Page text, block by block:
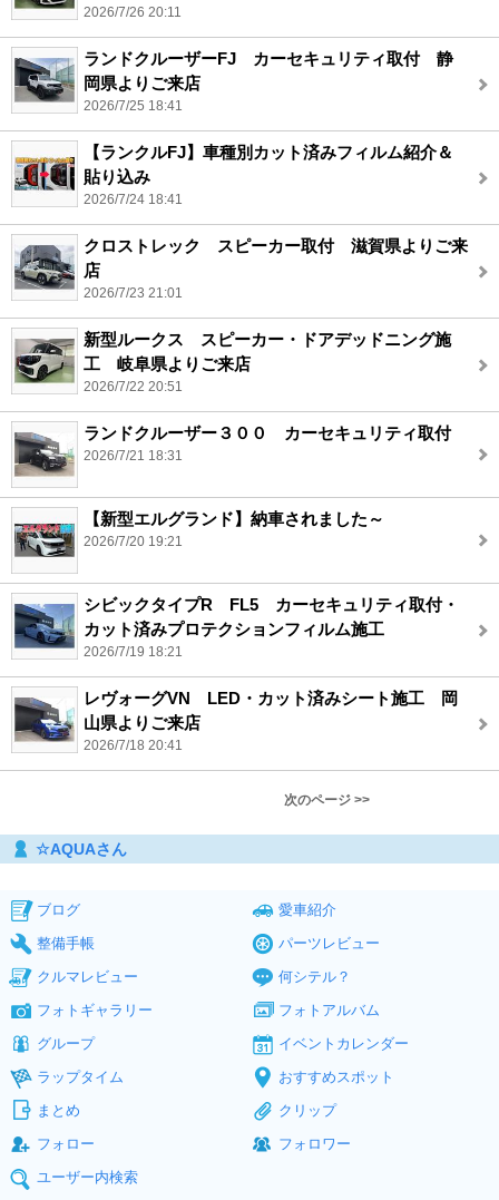
2026/7/26 20:11
ランドクルーザーFJ カーセキュリティ取付 静
岡県よりご来店
2026/7/25 18:41
【ランクルFJ】車種別カット済みフィルム紹介＆
貼り込み
2026/7/24 18:41
クロストレック スピーカー取付 滋賀県よりご来
店
2026/7/23 21:01
新型ルークス スピーカー・ドアデッドニング施
工 岐阜県よりご来店
2026/7/22 20:51
ランドクルーザー３００ カーセキュリティ取付
2026/7/21 18:31
【新型エルグランド】納車されました～
2026/7/20 19:21
シビックタイプR FL5 カーセキュリティ取付・
カット済みプロテクションフィルム施工
2026/7/19 18:21
レヴォーグVN LED・カット済みシート施工 岡
山県よりご来店
2026/7/18 20:41
次のページ >>
☆AQUAさん
ブログ
愛車紹介
整備手帳
パーツレビュー
クルマレビュー
何シテル？
フォトギャラリー
フォトアルバム
グループ
イベントカレンダー
ラップタイム
おすすめスポット
まとめ
クリップ
フォロー
フォロワー
ユーザー内検索